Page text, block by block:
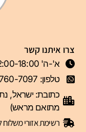
צרו איתנו קשר
א'-ה' 12:00-18:00, ו' 10-12
טלפון: 050-760-7097
כתובת: ישראל,
מתואם מראש)
רשימת אזורי משלוח